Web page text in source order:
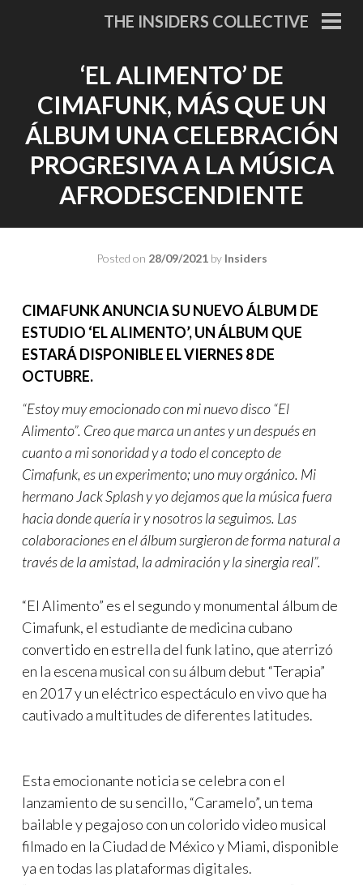
THE INSIDERS COLLECTIVE
‘EL ALIMENTO’ DE
CIMAFUNK, MÁS QUE UN
ÁLBUM UNA CELEBRACIÓN
PROGRESIVA A LA MÚSICA
AFRODESCENDIENTE
Posted on 28/09/2021by Insiders
CIMAFUNK ANUNCIA SU NUEVO ÁLBUM DE
ESTUDIO ‘EL ALIMENTO’, UN ÁLBUM QUE
ESTARÁ DISPONIBLE EL VIERNES 8 DE
OCTUBRE.
“Estoy muy emocionado con mi nuevo disco “El
Alimento”. Creo que marca un antes y un después en
cuanto a mi sonoridad y a todo el concepto de
Cimafunk, es un experimento; uno muy orgánico. Mi
hermano Jack Splash y yo dejamos que la música fuera
hacia donde quería ir y nosotros la seguimos. Las
colaboraciones en el álbum surgieron de forma natural a
través de la amistad, la admiración y la sinergia real”.
“El Alimento” es el segundo y monumental álbum de
Cimafunk, el estudiante de medicina cubano
convertido en estrella del funk latino, que aterrizó
en la escena musical con su álbum debut “Terapia”
en 2017 y un eléctrico espectáculo en vivo que ha
cautivado a multitudes de diferentes latitudes.
Esta emocionante noticia se celebra con el
lanzamiento de su sencillo, “Caramelo”, un tema
bailable y pegajoso con un colorido video musical
filmado en la Ciudad de México y Miami, disponible
ya en todas las plataformas digitales.